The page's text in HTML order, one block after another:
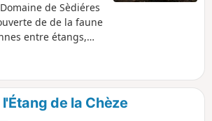
de Sèdiéres
de de la faune
entre étangs,
de la Chèze